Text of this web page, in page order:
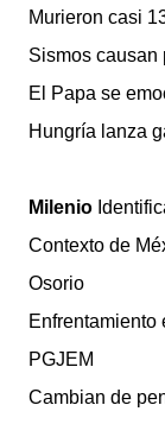
Murieron casi
Sismos causan
El Papa se
Hungría lanza
Milenio
Contexto de
Osorio
Enfrentamiento
PGJEM
Cambian de